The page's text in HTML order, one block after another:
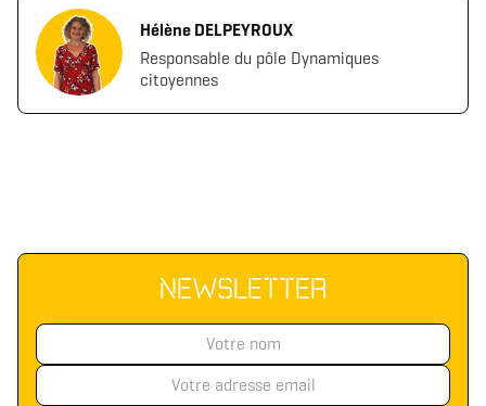
Hélène DELPEYROUX
Responsable du pôle Dynamiques
citoyennes
NEWSLETTER